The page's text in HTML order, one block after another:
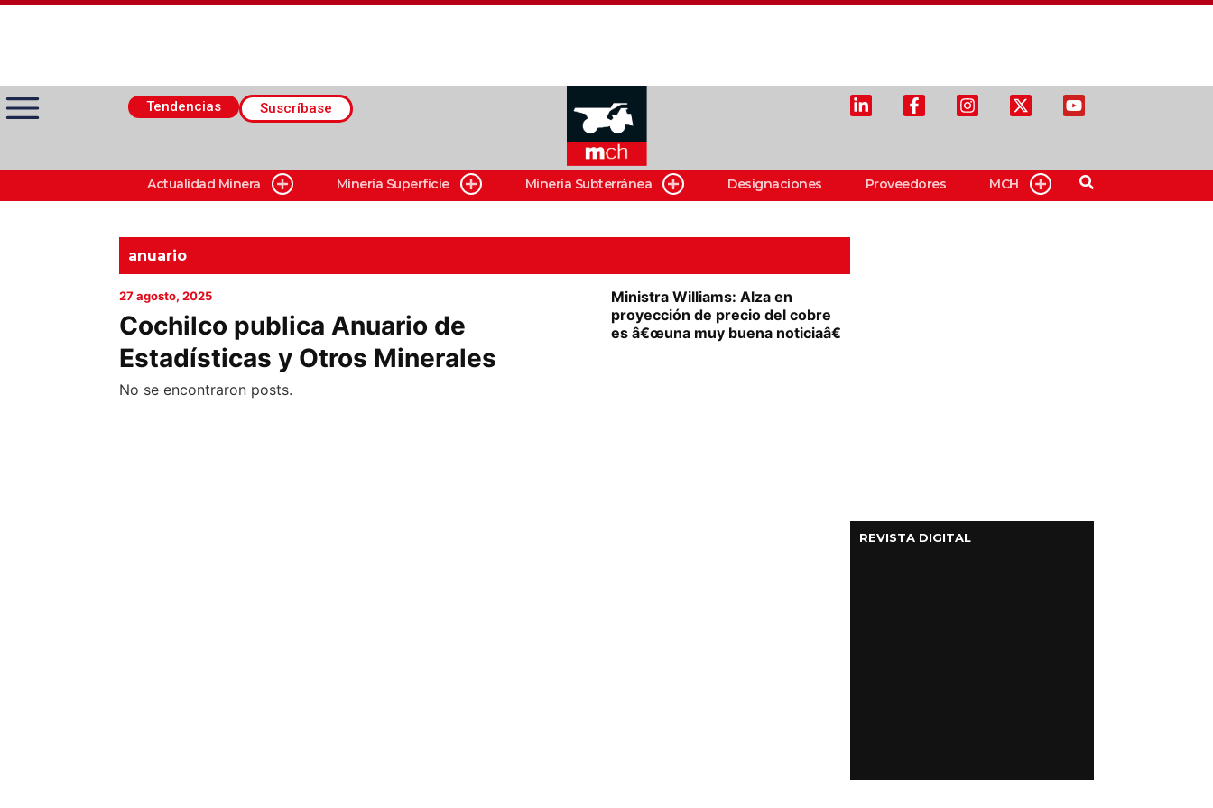
Tendencias Suscríbase
Actualidad Minera
Minería Superficie
Minerí­a Subterránea
Actualidad Minera Minería Superficie Minería Subterránea Designaciones Proveedores MCH
anuario
27 agosto, 2025
Cochilco publica Anuario de
Estadísticas y Otros Minerales
Ministra Williams: Alza en
proyección de precio del cobre
es â€œuna muy buena noticiaâ€
No se encontraron posts.
REVISTA DIGITAL